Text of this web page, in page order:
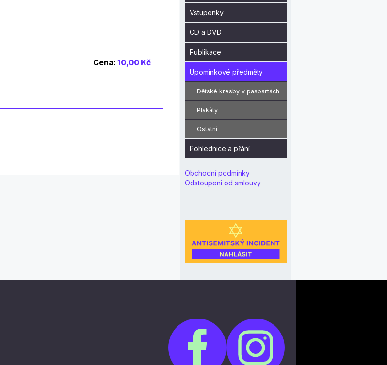
Cena: 10,00 Kč
Vstupenky
CD a DVD
Publikace
Upomínkové předměty
Dětské kresby v paspartách
Plakáty
Ostatní
Pohlednice a přání
Obchodní podmínky
Odstoupeni od smlouvy